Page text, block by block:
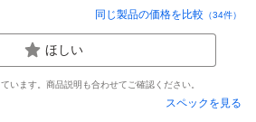
同じ製品の価格を比較 （34件）
ほしい
います。商品説明も合わせてご確認ください。
スペックを見る